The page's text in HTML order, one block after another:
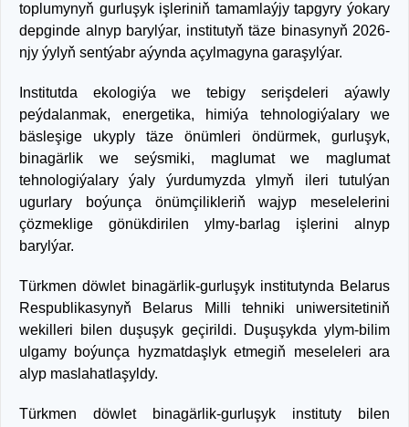
toplumynyň gurluşyk işleriniň tamamlaýjy tapgyry ýokary
depginde alnyp barylýar, institutyň täze binasynyň 2026-
njy ýylyň sentýabr aýynda açylmagyna garaşylýar.
Institutda ekologiýa we tebigy serişdeleri aýawly
peýdalanmak, energetika, himiýa tehnologiýalary we
bäsleşige ukyply täze önümleri öndürmek, gurluşyk,
binagärlik we seýsmiki, maglumat we maglumat
tehnologiýalary ýaly ýurdumyzda ylmyň ileri tutulýan
ugurlary boýunça önümçilikleriň wajyp meselelerini
çözmeklige gönükdirilen ylmy-barlag işlerini alnyp
barylýar.
Türkmen döwlet binagärlik-gurluşyk institutynda Belarus
Respublikasynyň Belarus Milli tehniki uniwersitetiniň
wekilleri bilen duşuşyk geçirildi. Duşuşykda ylym-bilim
ulgamy boýunça hyzmatdaşlyk etmegiň meseleleri ara
alyp maslahatlaşyldy.
Türkmen döwlet binagärlik-gurluşyk instituty bilen